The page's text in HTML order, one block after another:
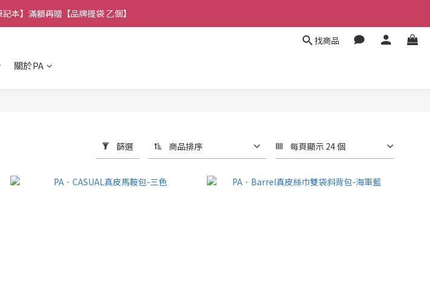
滿 $1,314 免運費！
本】滿額再贈【品牌提袋 乙個】
找商品
關於PA
篩選 商品排序 每頁顯示 24 個